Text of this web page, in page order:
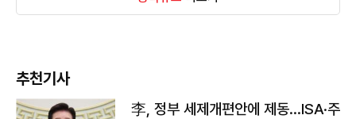
추천기사
李, 정부 세제개편안에 제동…ISA·주